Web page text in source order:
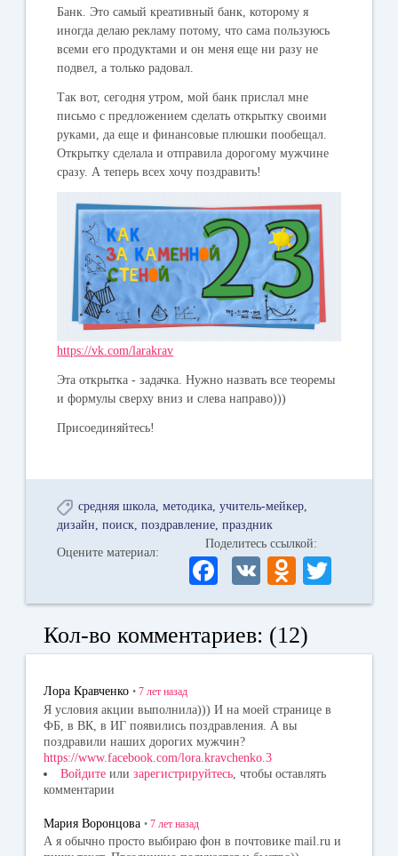
Банк. Это самый креативный банк, которому я
иногда делаю рекламу потому, что сама пользуюсь
всеми его продуктами и он меня еще ни разу не
подвел, а только радовал.
Так вот, сегодня утром, мой банк прислал мне
письмо с предложением сделать открытку своими
руками, да еще и финансовые плюшки пообещал.
Открытку сделала и отправила дорогому мужчине
сразу. А теперь всех хочу поздравить!
https://vk.com/larakrav
Эта открытка - задачка. Нужно назвать все теоремы
и формулы сверху вниз и слева направо)))
Присоединяйтесь!
средняя школа методика учитель-мейкер
дизайн
поиск поздравление праздник
Оцените материал:
Поделитесь ссылкой:
Fa
ce
bo
ok
V
K
O
dn
ok
la
ni
wi
r
Кол-во комментариев: (12)
Лора Кравченко • 7 лет назад
Я условия акции выполнила))) И на моей странице в
ФБ, в ВК, в ИГ появились поздравления. А вы
поздравили наших дорогих мужчин?
https://www.facebook.com/lora.kravchenko.3
Войдите или зарегистрируйтесь , чтобы оставлять
комментарии
Мария Воронцова • 7 лет назад
А я обычно просто выбираю фон в почтовике mail.ru и